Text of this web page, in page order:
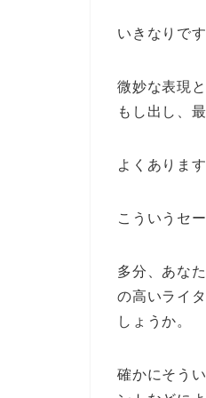
いきなりで
微妙な表現
もし出し、
よくあります
こういうセ
多分、あな
の高いライ
しょうか。
確かにそう